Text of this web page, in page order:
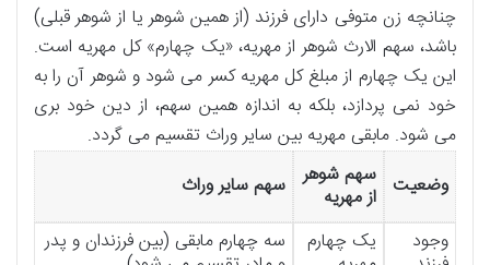
چنانچه زن متوفی دارای فرزند (از همین شوهر یا از شوهر قبلی)
باشد، سهم الارث شوهر از مهریه، «یک چهارم» کل مهریه است.
این یک چهارم از مبلغ کل مهریه کسر می شود و شوهر آن را به
خود نمی پردازد، بلکه به اندازه همین سهم، از دین خود بری
می شود. مابقی مهریه بین سایر وراث تقسیم می گردد.
وضعیت
سهم شوهر
از مهریه
سهم سایر وراث
وجود
یک چهارم سه چهارم مابقی (بین فرزندان و پدر